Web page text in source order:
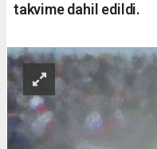
takvime dahil edildi.